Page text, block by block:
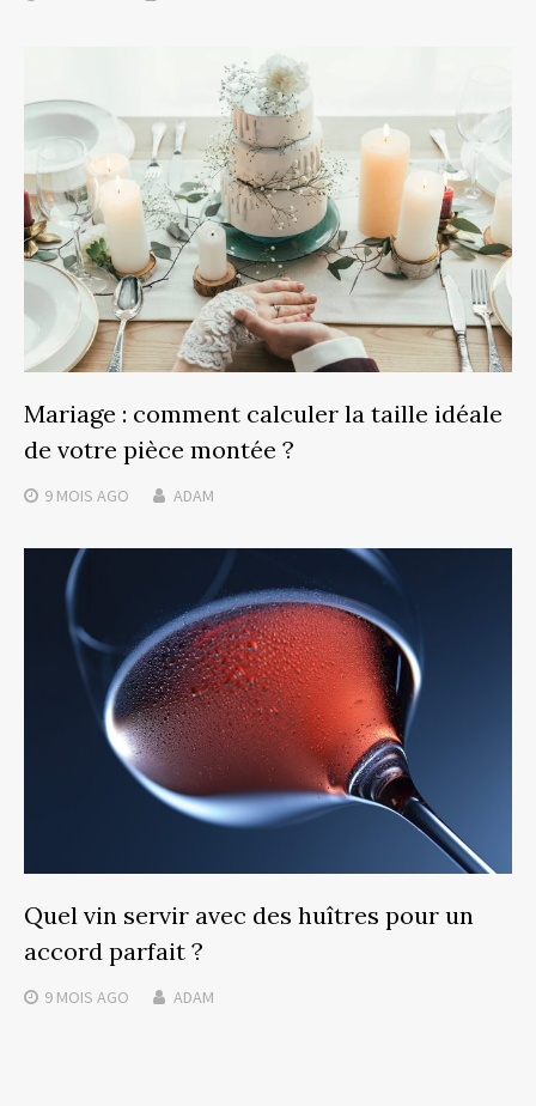
Mariage : comment calculer la taille idéale
de votre pièce montée ?
9 MOIS AGO ADAM
Quel vin servir avec des huîtres pour un
accord parfait ?
9 MOIS AGO ADAM